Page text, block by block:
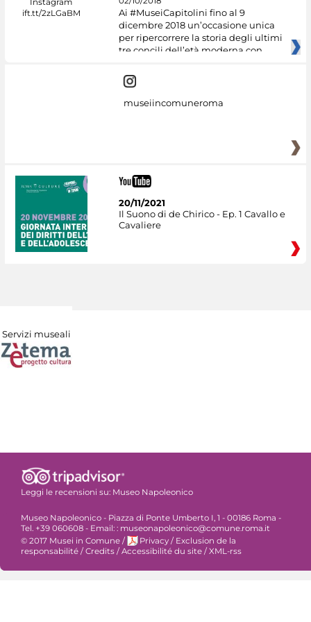
Ai #MuseiCapitolini fino al 9
dicembre 2018 un’occasione unica
per ripercorrere la storia degli ultimi
tre concili dell’età moderna con
museiincomuneroma
20/11/2021
Il Suono di de Chirico - Ep. 1 Cavallo e
Cavaliere
Servizi museali
Leggi le recensioni su: Museo Napoleonico
Museo Napoleonico - Piazza di Ponte Umberto I, 1 - 00186 Roma -
Tel. +39 060608 - Email: : museonapoleonico@comune.roma.it
© 2017 Musei in Comune / Privacy / Exclusion de la
responsabilité /Credits /Accessibilité du site /XML-rss